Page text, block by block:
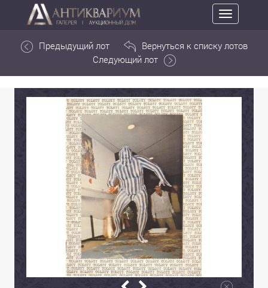
Toggle
navigation
Предыдущий лот
Вернуться к списку лотов
Следующий лот